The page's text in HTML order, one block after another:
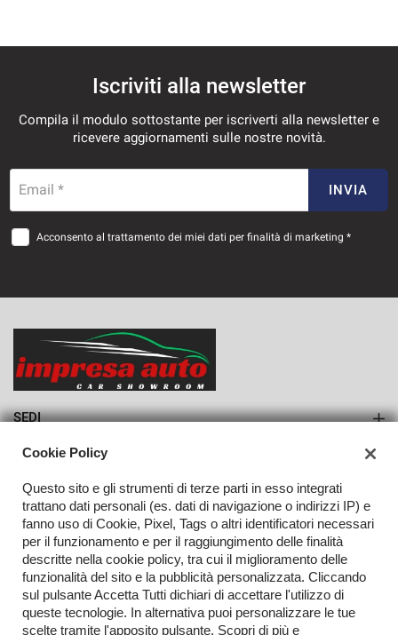
VEDI
917€/mese
36 Mesi
36 Mesi
VEDI
Iscriviti alla newsletter
Compila il modulo sottostante per iscriverti alla newsletter e
ricevere aggiornamenti sulle nostre novità.
Email * INVIA
Acconsento al trattamento dei miei dati per finalità di marketing *
SEDI
Azienda
Contatti
TORNA IN CIMA
Cookie Policy
Questo sito e gli strumenti di terze parti in esso integrati
trattano dati personali (es. dati di navigazione o indirizzi IP) e
fanno uso di Cookie, Pixel, Tags o altri identificatori necessari
per il funzionamento e per il raggiungimento delle finalità
descritte nella cookie policy, tra cui il miglioramento delle
funzionalità del sito e la pubblicità personalizzata. Cliccando
sul pulsante Accetta Tutti dichiari di accettare l'utilizzo di
queste tecnologie. In alternativa puoi personalizzare le tue
scelte tramite l'apposito pulsante. Scopri di più e